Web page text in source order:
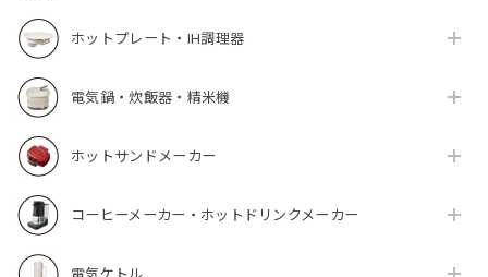
ホットプレート・IH調理器
電気鍋・炊飯器・精米機
ホットサンドメーカー
コーヒーメーカー・ホットドリンクメーカー